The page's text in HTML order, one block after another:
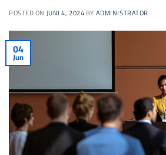
POSTED ON JUNI 4, 2024BYADMINISTRATOR
04
Jun